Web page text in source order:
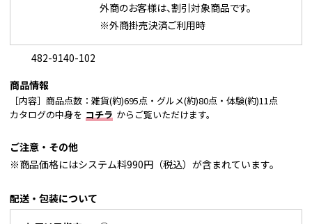
外商のお客様は、割引対象商品です。
※外商掛売決済ご利用時
482-9140-102
商品情報
［内容］商品点数：雑貨(約)695点・グルメ(約)80点・体験(約)11点
カタログの中身を コチラ からご覧いただけます。
ご注意・その他
※商品価格にはシステム料990円（税込）が含まれています。
配送・包装について